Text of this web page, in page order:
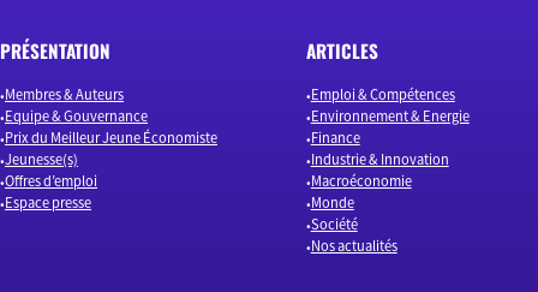
PRÉSENTATION
Membres & Auteurs
Equipe & Gouvernance
Prix du Meilleur Jeune Économiste
Jeunesse(s)
Offres d’emploi
Espace presse
ARTICLES
Emploi & Compétences
Environnement & Energie
Finance
Industrie & Innovation
Macroéconomie
Monde
Société
Nos actualités